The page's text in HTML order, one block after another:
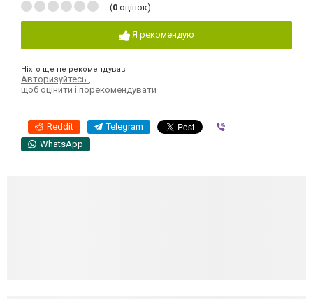
(0 оцінок)
Я рекомендую
Ніхто ще не рекомендував
Авторизуйтесь
щоб оцінити і порекомендувати
Reddit Telegram
WhatsApp